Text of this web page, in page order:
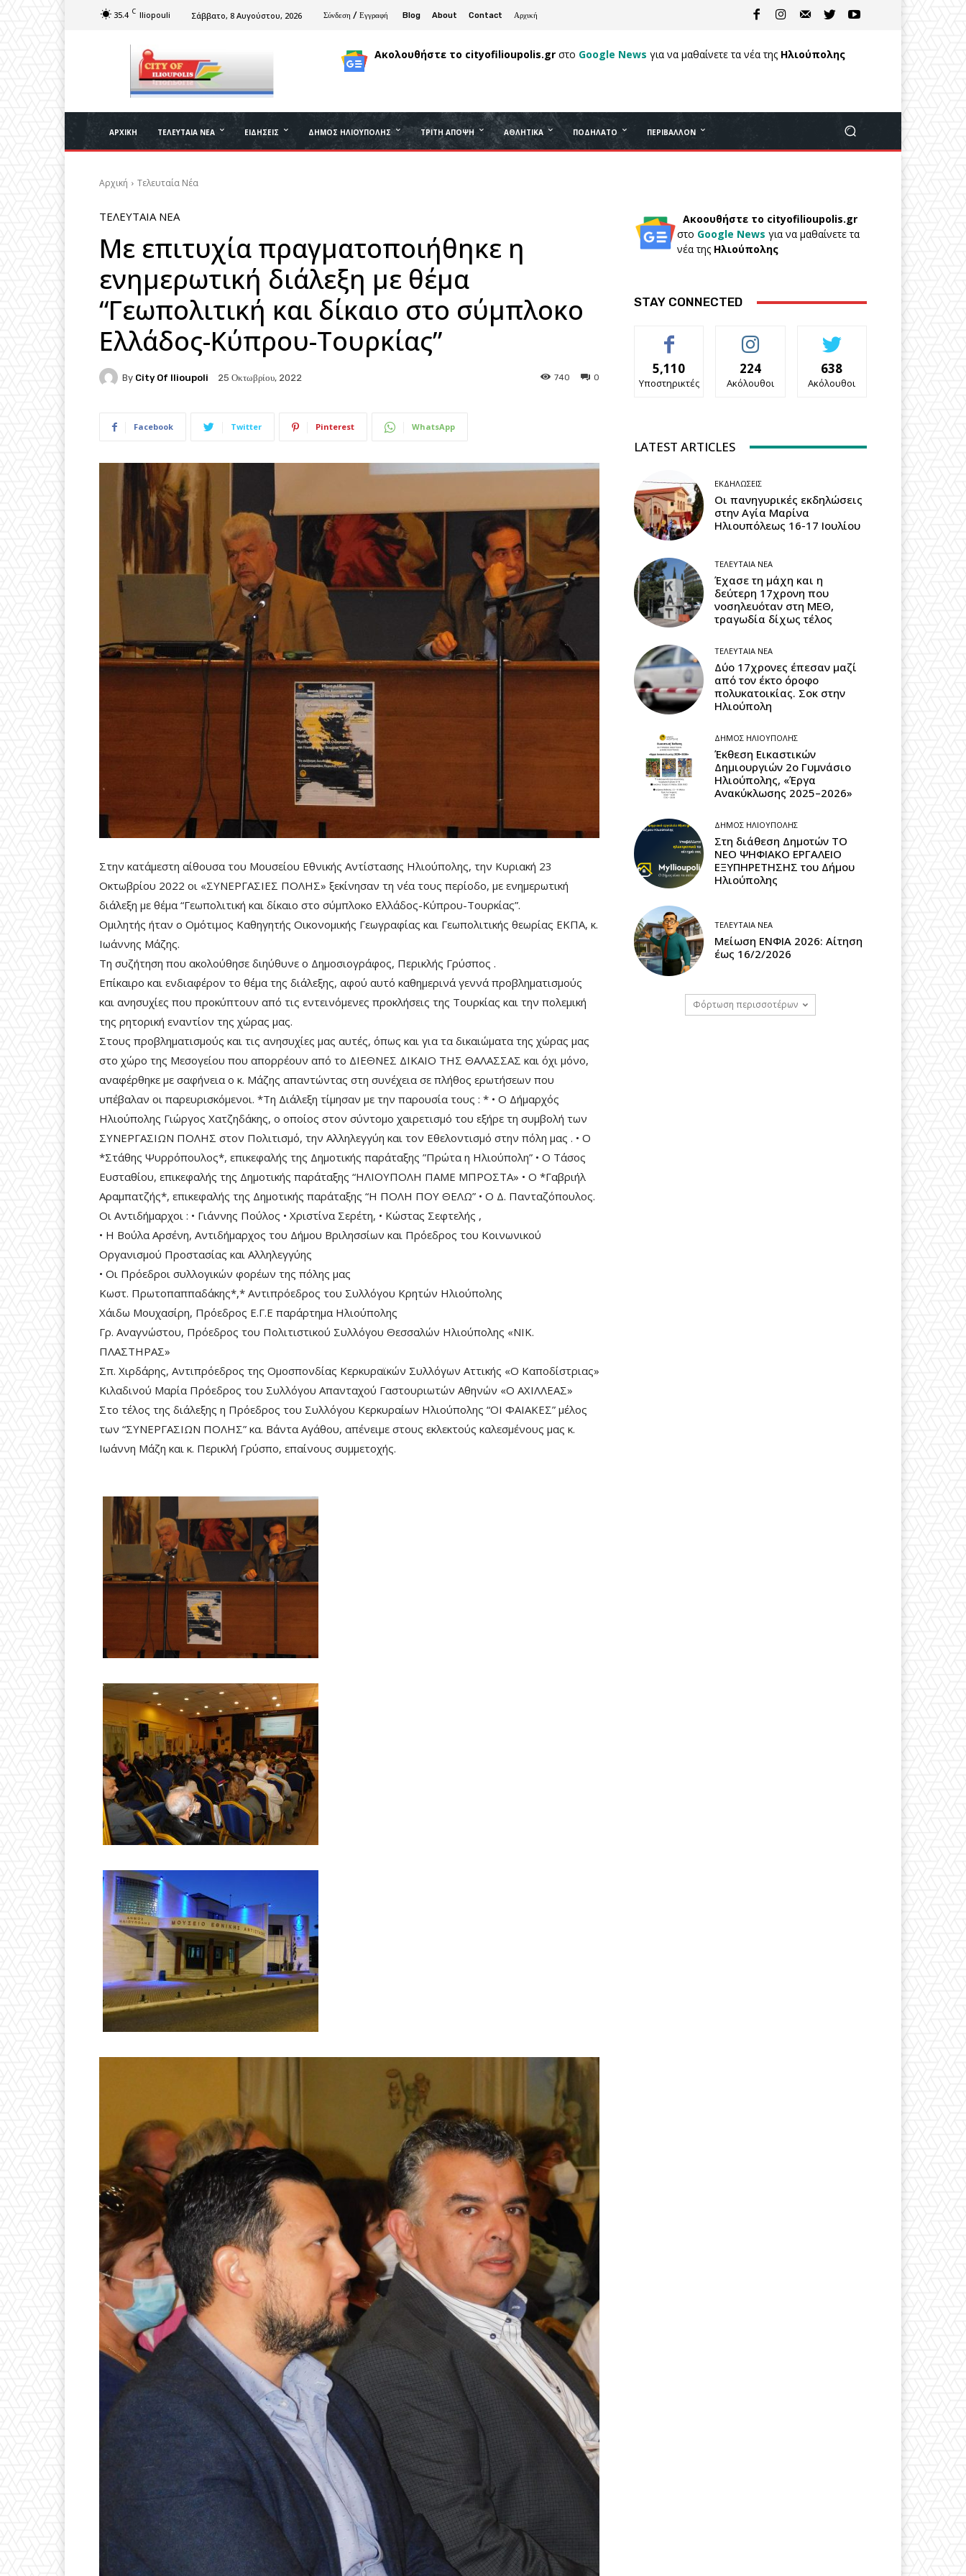
35.4 C Iliopouli Σάββατο, 8 Αυγούστου, 2026 Σύνδεση / Εγγραφή Blog About Contact Αρχική
Ακολουθήστε το cityofilioupolis.gr στο Google News για να μαθαίνετε τα νέα της Ηλιούπολης
ΑΡΧΙΚΉ ΤΕΛΕΥΤΑΊΑ ΝΈΑ ΕΙΔΉΣΕΙΣ ΔΉΜΟΣ ΗΛΙΟΎΠΟΛΗΣ ΤΡΊΤΗ ΆΠΟΨΗ ΑΘΛΗΤΙΚΆ ΠΟΔΉΛΑΤΟ ΠΕΡΙΒΆΛΛΟΝ
Αρχική Τελευταία Νέα
ΤΕΛΕΥΤΑΊΑ ΝΈΑ
Με επιτυχία πραγματοποιήθηκε η
ενημερωτική διάλεξη με θέμα
“Γεωπολιτική και δίκαιο στο σύμπλοκο
Ελλάδoς-Κύπρου-Τουρκίας”
By City Of Ilioupoli 25 Οκτωβρίου, 2022 0
740
Facebook Twitter Pinterest WhatsApp
Στην κατάμεστη αίθουσα του Μουσείου Εθνικής Αντίστασης Ηλιούπολης, την Κυριακή 23
Οκτωβρίου 2022 οι «ΣΥΝΕΡΓΑΣΙΕΣ ΠΟΛΗΣ» ξεκίνησαν τη νέα τους περίοδο, με ενημερωτική
διάλεξη με θέμα “Γεωπολιτική και δίκαιο στο σύμπλοκο Ελλάδoς-Κύπρου-Τουρκίας”.
Ομιλητής ήταν ο Ομότιμος Καθηγητής Οικονομικής Γεωγραφίας και Γεωπολιτικής θεωρίας ΕΚΠΑ, κ.
Ιωάννης Μάζης.
Τη συζήτηση που ακολούθησε διηύθυνε ο Δημοσιογράφος, Περικλής Γρύσπος .
Επίκαιρο και ενδιαφέρον το θέμα της διάλεξης, αφού αυτό καθημερινά γεννά προβληματισμούς
και ανησυχίες που προκύπτουν από τις εντεινόμενες προκλήσεις της Τουρκίας και την πολεμική
της ρητορική εναντίον της χώρας μας.
Στους προβληματισμούς και τις ανησυχίες μας αυτές, όπως και για τα δικαιώματα της χώρας μας
στο χώρο της Μεσογείου που απορρέουν από το ΔΙΕΘΝΕΣ ΔΙΚΑΙΟ ΤΗΣ ΘΑΛΑΣΣΑΣ και όχι μόνο,
αναφέρθηκε με σαφήνεια ο κ. Μάζης απαντώντας στη συνέχεια σε πλήθος ερωτήσεων που
υπέβαλαν οι παρευρισκόμενοι. *Τη Διάλεξη τίμησαν με την παρουσία τους : * • Ο Δήμαρχός
Ηλιούπολης Γιώργος Χατζηδάκης, ο οποίος στον σύντομο χαιρετισμό του εξήρε τη συμβολή των
ΣΥΝΕΡΓΑΣΙΩΝ ΠΟΛΗΣ στον Πολιτισμό, την Αλληλεγγύη και τον Εθελοντισμό στην πόλη μας . • Ο
*Στάθης Ψυρρόπουλος*, επικεφαλής της Δημοτικής παράταξης ”Πρώτα η Ηλιούπολη” • Ο Τάσος
Ευσταθίου, επικεφαλής της Δημοτικής παράταξης “ΗΛΙΟΥΠΟΛΗ ΠΑΜΕ ΜΠΡΟΣΤΑ» • Ο *Γαβριήλ
Αραμπατζής*, επικεφαλής της Δημοτικής παράταξης “Η ΠΟΛΗ ΠΟΥ ΘΕΛΩ” • Ο Δ. Πανταζόπουλος.
Οι Αντιδήμαρχοι : • Γιάννης Πούλος • Χριστίνα Σερέτη, • Κώστας Σεφτελής ,
• Η Βούλα Αρσένη, Αντιδήμαρχος του Δήμου Βριλησσίων και Πρόεδρος του Κοινωνικού
Οργανισμού Προστασίας και Αλληλεγγύης
• Οι Πρόεδροι συλλογικών φορέων της πόλης μας
Κωστ. Πρωτοπαππαδάκης*,* Αντιπρόεδρος του Συλλόγου Κρητών Ηλιούπολης
Χάιδω Μουχασίρη, Πρόεδρος Ε.Γ.Ε παράρτημα Ηλιούπολης
Γρ. Αναγνώστου, Πρόεδρος του Πολιτιστικού Συλλόγου Θεσσαλών Ηλιούπολης «ΝΙΚ.
ΠΛΑΣΤΗΡΑΣ»
Σπ. Χιρδάρης, Αντιπρόεδρος της Ομοσπονδίας Κερκυραϊκών Συλλόγων Αττικής «Ο Καποδίστριας»
Κιλαδινού Μαρία Πρόεδρος του Συλλόγου Απανταχού Γαστουριωτών Αθηνών «Ο ΑΧΙΛΛΕΑΣ»
Στο τέλος της διάλεξης η Πρόεδρος του Συλλόγου Κερκυραίων Ηλιούπολης “ΟΙ ΦΑΙΑΚΕΣ” μέλος
των “ΣΥΝΕΡΓΑΣΙΩΝ ΠΟΛΗΣ” κα. Βάντα Αγάθου, απένειμε στους εκλεκτούς καλεσμένους μας κ.
Ιωάννη Μάζη και κ. Περικλή Γρύσπο, επαίνους συμμετοχής.
Ακοουθήστε το cityofilioupolis.gr
στο Google News για να μαθαίνετε τα
νέα της Ηλιούπολης
STAY CONNECTED
5,110
Υποστηρικτές
224
Ακόλουθοι
638
Ακόλουθοι
LATEST ARTICLES
ΕΚΔΗΛΏΣΕΙΣ
Οι πανηγυρικές εκδηλώσεις
στην Αγία Μαρίνα
Ηλιουπόλεως 16-17 Ιουλίου
ΤΕΛΕΥΤΑΊΑ ΝΈΑ
Έχασε τη μάχη και η
δεύτερη 17χρονη που
νοσηλευόταν στη ΜΕΘ,
τραγωδία δίχως τέλος
ΤΕΛΕΥΤΑΊΑ ΝΈΑ
Δύο 17χρονες έπεσαν μαζί
από τον έκτο όροφο
πολυκατοικίας. Σοκ στην
Ηλιούπολη
ΔΉΜΟΣ ΗΛΙΟΎΠΟΛΗΣ
Έκθεση Εικαστικών
Δημιουργιών 2ο Γυμνάσιο
Ηλιούπολης, «Έργα
Ανακύκλωσης 2025–2026»
ΔΉΜΟΣ ΗΛΙΟΎΠΟΛΗΣ
Στη διάθεση Δημοτών ΤΟ
ΝΕΟ ΨΗΦΙΑΚΟ ΕΡΓΑΛΕΙΟ
ΕΞΥΠΗΡΕΤΗΣΗΣ του Δήμου
Ηλιούπολης
ΤΕΛΕΥΤΑΊΑ ΝΈΑ
Μείωση ΕΝΦΙΑ 2026: Αίτηση
έως 16/2/2026
Φόρτωση περισσοτέρων